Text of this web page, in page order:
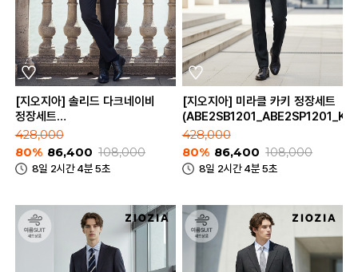
[지오지아] 솔리드 다크네이비
정장세트
(ABE2SB1202_ABE2SP1202_DNV)
428,000
80% 86,400 108,000
8일 2시간 4분 5초
[지오지아] 미라클 카키 정장세트
(ABE2SB1201_ABE2SP1201_KH)
428,000
80% 86,400 108,000
8일 2시간 4분 5초